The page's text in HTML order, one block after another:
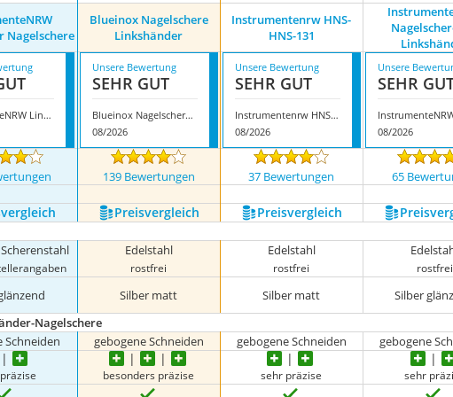
Nagelschere
Blueinox Nagelschere
Linkshänder
Instrumentenrw HNS-
HNS-131
InstrumenteNRW Linkshänder Nagelschere
Unsere Bewertung
SEHR GUT
Blueinox Nagelschere Linkshänder
08/2026
Unsere Bewertung
SEHR GUT
Instrumentenrw HNS-HNS-131
08/2026
Unsere
SEHR
08/2026
139 Bewertungen 37 Bewertungen 65
Preis­vergleich Preis­vergleich
Edelstahl
rostfrei
Edelstahl
rostfrei rostfrei
Silber matt Silber matt Silber
Nagelschere
Schneiden gebogene Schneiden gebogene Schneiden gebogene
besonders präzise sehr präzise sehr